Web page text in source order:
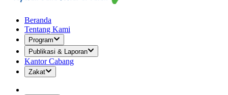
Beranda
Tentang Kami
Program
Publikasi & Laporan
Kantor Cabang
Zakat